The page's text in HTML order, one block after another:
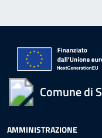
Comune di
AMMINISTRAZIONE